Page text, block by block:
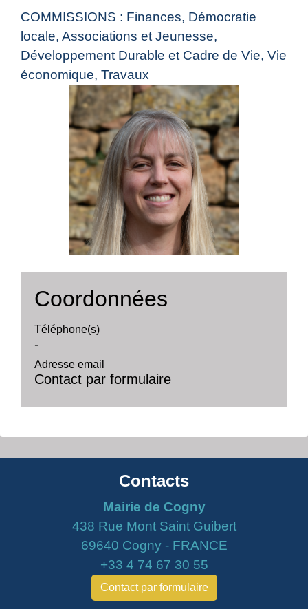
COMMISSIONS : Finances, Démocratie
locale, Associations et Jeunesse,
Développement Durable et Cadre de Vie, Vie
économique, Travaux
Coordonnées
Téléphone(s)
-
Adresse email
Contact par formulaire
Contacts
Mairie de Cogny
438 Rue Mont Saint Guibert
69640 Cogny - FRANCE
+33 4 74 67 30 55
Contact par formulaire